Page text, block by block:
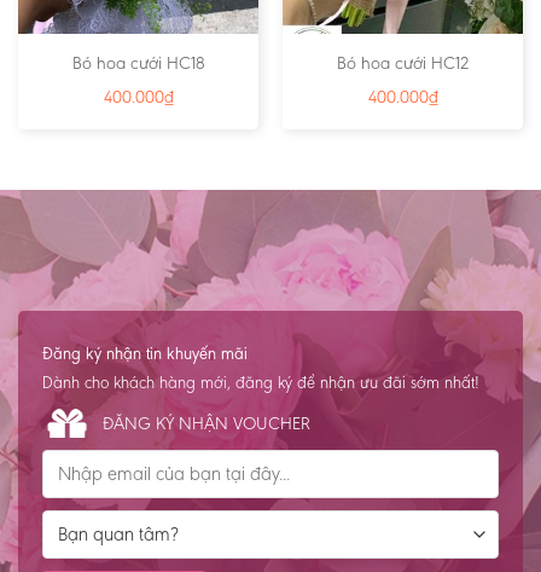
Bó hoa cưới HC18
400.000₫
Bó hoa cưới HC12
400.000₫
Đăng ký nhận tin khuyến mãi
Dành cho khách hàng mới, đăng ký để nhận ưu đãi sớm nhất!
ĐĂNG KÝ NHẬN VOUCHER